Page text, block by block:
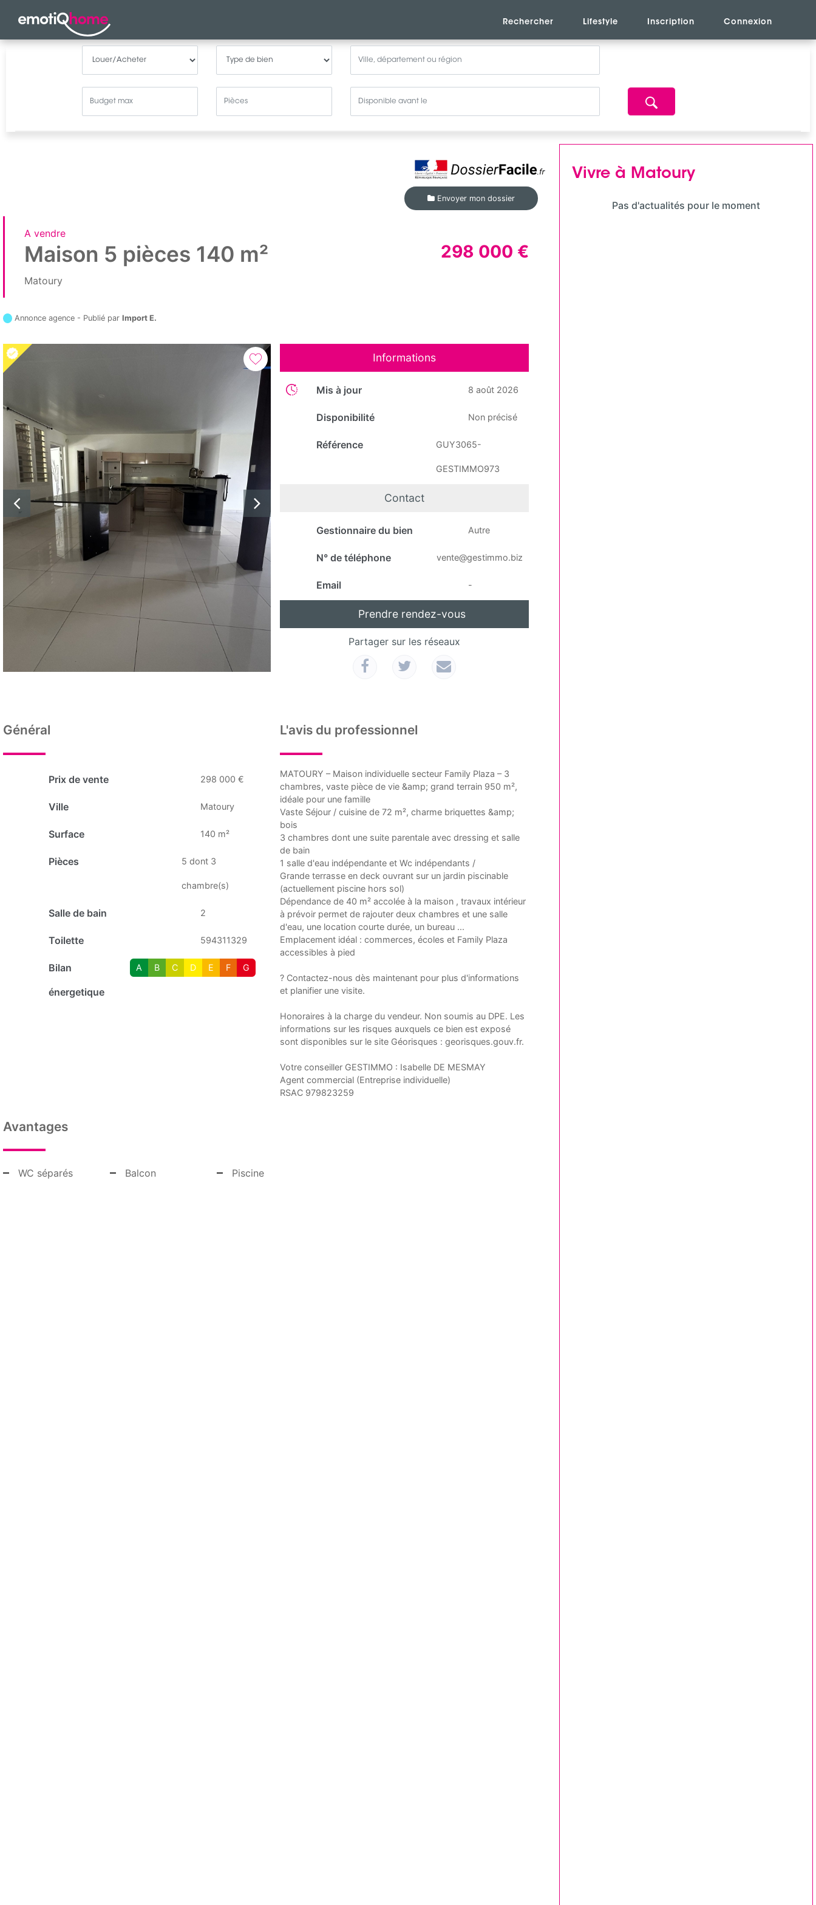
Rechercher Lifestyle Inscription Connexion
Envoyer mon dossier
A vendre
Maison 5 pièces 140 m²
Matoury
298 000 €
Annonce agence - Publié parImport E.
Informations
Mis à jour 8 août 2026
Disponibilité Non précisé
Référence GUY3065-
GESTIMMO973
Contact
Gestionnaire du bien Autre
N° de téléphone vente@gestimmo.biz
Email -
Prendre rendez-vous
Partager sur les réseaux
Général
Prix de vente 298 000 €
Ville Matoury
Surface 140 m²
Pièces 5 dont 3
chambre(s)
Salle de bain 2
Toilette 594311329
Bilan
énergetique
A B C D E F G
L'avis du professionnel
MATOURY – Maison individuelle secteur Family Plaza – 3
chambres, vaste pièce de vie &amp; grand terrain 950 m²,
idéale pour une famille
Vaste Séjour / cuisine de 72 m², charme briquettes &amp;
bois
3 chambres dont une suite parentale avec dressing et salle
de bain
1 salle d'eau indépendante et Wc indépendants /
Grande terrasse en deck ouvrant sur un jardin piscinable
(actuellement piscine hors sol)
Dépendance de 40 m² accolée à la maison , travaux intérieur
à prévoir permet de rajouter deux chambres et une salle
d'eau, une location courte durée, un bureau ...
Emplacement idéal : commerces, écoles et Family Plaza
accessibles à pied
? Contactez-nous dès maintenant pour plus d'informations
et planifier une visite.
Honoraires à la charge du vendeur. Non soumis au DPE. Les
informations sur les risques auxquels ce bien est exposé
sont disponibles sur le site Géorisques : georisques.gouv.fr.
Votre conseiller GESTIMMO : Isabelle DE MESMAY
Agent commercial (Entreprise individuelle)
RSAC 979823259
Avantages
WC séparés Balcon Piscine
Vivre à Matoury
Pas d'actualités pour le moment